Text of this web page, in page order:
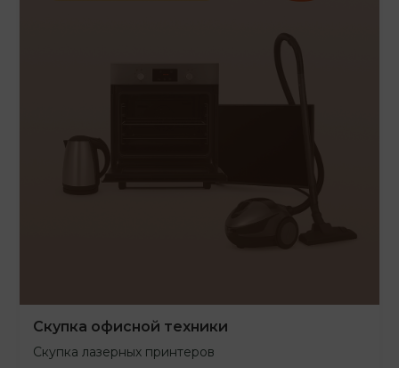
Скупка офисной техники
Скупка лазерных принтеров